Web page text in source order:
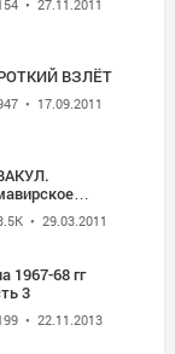
• 27.11.2011
ВЗЛЁТ
• 17.09.2011
военное
летчиков
• 29.03.2011
1967-68 гг
3
• 22.11.2013